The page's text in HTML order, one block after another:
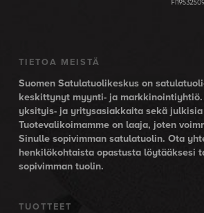
TIETOA MEISTÄ
Suomen Satulatuolikeskus on
keskittynyt myynti- ja markkinointiyhtiö.
yksityis- ja yritysasiakkaita sekä
Tuotevalikoimamme on laaja, joten
Sinulle sopivimman satulatuolin. Ota
henkilökohtaista opastusta löytääksesi
sopivimman tuolin.
TUOTTEET